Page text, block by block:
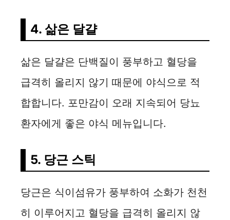
4. 삶은 달걀
삶은 달걀은 단백질이 풍부하고 혈당을
급격히 올리지 않기 때문에 야식으로 적
합합니다. 포만감이 오래 지속되어 당뇨
환자에게 좋은 야식 메뉴입니다.
5. 당근 스틱
당근은 식이섬유가 풍부하여 소화가 천천
히 이루어지고 혈당을 급격히 올리지 않